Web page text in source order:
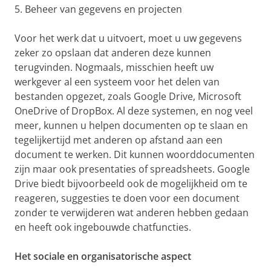
5. Beheer van gegevens en projecten
Voor het werk dat u uitvoert, moet u uw gegevens
zeker zo opslaan dat anderen deze kunnen
terugvinden. Nogmaals, misschien heeft uw
werkgever al een systeem voor het delen van
bestanden opgezet, zoals Google Drive, Microsoft
OneDrive of DropBox. Al deze systemen, en nog veel
meer, kunnen u helpen documenten op te slaan en
tegelijkertijd met anderen op afstand aan een
document te werken. Dit kunnen woorddocumenten
zijn maar ook presentaties of spreadsheets. Google
Drive biedt bijvoorbeeld ook de mogelijkheid om te
reageren, suggesties te doen voor een document
zonder te verwijderen wat anderen hebben gedaan
en heeft ook ingebouwde chatfuncties.
Het sociale en organisatorische aspect